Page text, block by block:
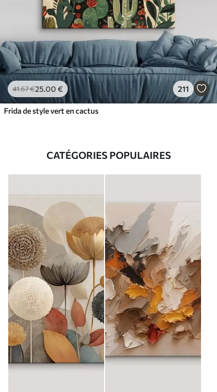
41.67€25.00 € 211
Frida de style vert en cactus
CATÉGORIES POPULAIRES